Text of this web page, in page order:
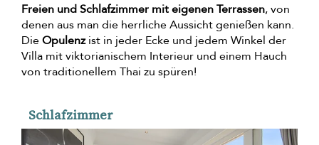
Freien und Schlafzimmer mit eigenen Terrassen, von
denen aus man die herrliche Aussicht genießen kann.
DieOpulenzist in jeder Ecke und jedem Winkel der
Villa mit viktorianischem Interieur und einem Hauch
von traditionellem Thai zu spüren!
Schlafzimmer